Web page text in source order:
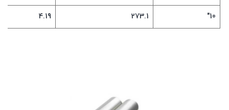
10"
273.1
4.19